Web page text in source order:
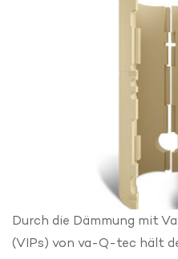
Durch die Dämmung mit
(VIPs) von va-Q-tec hält